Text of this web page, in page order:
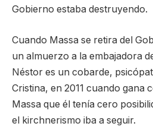
Gobierno estaba destruyendo.
Cuando Massa se retira del
un almuerzo a la embajadora
Néstor es un cobarde,
Cristina, en 2011 cuando gana
Massa que él tenía cero
el kirchnerismo iba a seguir.